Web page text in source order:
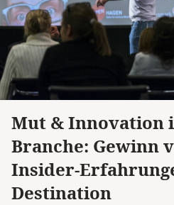
Mut & Innovation
Branche: Gewinn
Insider-
Destination